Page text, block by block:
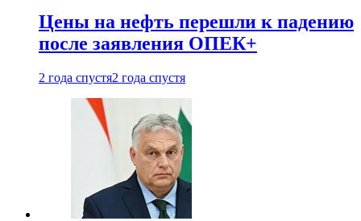
Цены на нефть перешли к падению
после заявления ОПЕК+
2 года спустя2 года спустя